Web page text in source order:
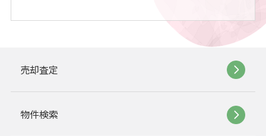
売却査定
物件検索